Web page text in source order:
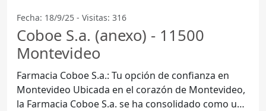
Fecha: 18/9/25 - Visitas: 316
Coboe S.a. (anexo) - 11500
Montevideo
Farmacia Coboe S.a.: Tu opción de confianza en
Montevideo Ubicada en el corazón de Montevideo,
la Farmacia Coboe S.a. se ha consolidado como un